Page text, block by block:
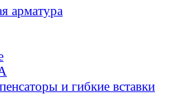
арматура
и гибкие вставки